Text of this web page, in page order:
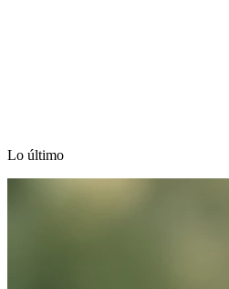
Lo último